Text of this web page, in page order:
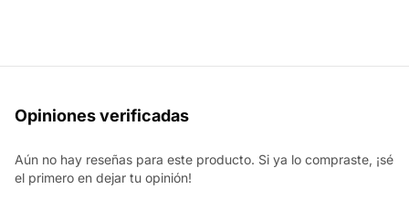
Opiniones verificadas
Aún no hay reseñas para este producto. Si ya lo compraste, ¡sé
el primero en dejar tu opinión!